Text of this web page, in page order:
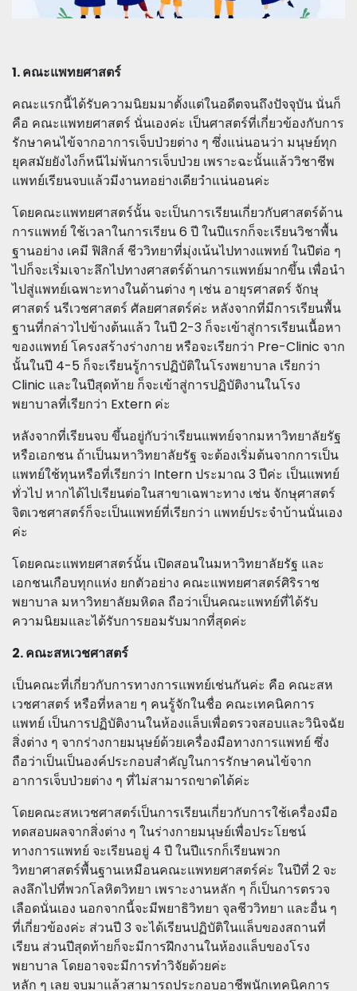
1. คณะแพทยศาสตร์
คณะแรกนี้ได้รับความนิยมมาตั้งแต่ในอดีตจนถึงปัจจุบัน นั่นก็
คือ คณะแพทยศาสตร์ นั่นเองค่ะ เป็นศาสตร์ที่เกี่ยวข้องกับการ
รักษาคนไข้จากอาการเจ็บป่วยต่าง ๆ ซึ่งแน่นอนว่า มนุษย์ทุก
ยุคสมัยยังไงก็หนีไม่พ้นการเจ็บป่วย เพราะฉะนั้นแล้ววิชาชีพ
แพทย์เรียนจบแล้วมีงานทอย่างเดียวำแน่นอนค่ะ
โดยคณะแพทยศาสตร์นั้น จะเป็นการเรียนเกี่ยวกับศาสตร์ด้าน
การแพทย์ ใช้เวลาในการเรียน 6 ปี ในปีแรกก็จะเรียนวิชาพื้น
ฐานอย่าง เคมี ฟิสิกส์ ชีววิทยาที่มุ่งเน้นไปทางแพทย์ ในปีต่อ ๆ
ไปก็จะเริ่มเจาะลึกไปทางศาสตร์ด้านการแพทย์มากขึ้น เพื่อนำ
ไปสู่แพทย์เฉพาะทางในด้านต่าง ๆ เช่น อายุรศาสตร์ จักษุ
ศาสตร์ นรีเวชศาสตร์ ศัลยศาสตร์ค่ะ หลังจากที่มีการเรียนพื้น
ฐานที่กล่าวไปข้างต้นแล้ว ในปี 2-3 ก็จะเข้าสู่การเรียนเนื้อหา
ของแพทย์ โครงสร้างร่างกาย หรือจะเรียกว่า Pre-Clinic จาก
นั้นในปี 4-5 ก็จะเรียนรู้การปฏิบัติในโรงพยาบาล เรียกว่า
Clinic และในปีสุดท้าย ก็จะเข้าสู่การปฏิบัติงานในโรง
พยาบาลที่เรียกว่า Extern ค่ะ
หลังจากที่เรียนจบ ขึ้นอยู่กับว่าเรียนแพทย์จากมหาวิทยาลัยรัฐ
หรือเอกชน ถ้าเป็นมหาวิทยาลัยรัฐ จะต้องเริ่มต้นจากการเป็น
แพทย์ใช้ทุนหรือที่เรียกว่า Intern ประมาณ 3 ปีค่ะ เป็นแพทย์
ทั่วไป หากได้ไปเรียนต่อในสาขาเฉพาะทาง เช่น จักษุศาสตร์
จิตเวชศาสตร์ก็จะเป็นแพทย์ที่เรียกว่า แพทย์ประจำบ้านนั่นเอง
ค่ะ
โดยคณะแพทยศาสตร์นั้น เปิดสอนในมหาวิทยาลัยรัฐ และ
เอกชนเกือบทุกแห่ง ยกตัวอย่าง คณะแพทยศาสตร์ศิริราช
พยาบาล มหาวิทยาลัยมหิดล ถือว่าเป็นคณะแพทย์ที่ได้รับ
ความนิยมและได้รับการยอมรับมากที่สุดค่ะ
2. คณะสหเวชศาสตร์
เป็นคณะที่เกี่ยวกับการทางการแพทย์เช่นกันค่ะ คือ คณะสห
เวชศาสตร์ หรือที่หลาย ๆ คนรู้จักในชื่อ คณะเทคนิคการ
แพทย์ เป็นการปฏิบัติงานในห้องแล็บเพื่อตรวจสอบและวินิจฉัย
สิ่งต่าง ๆ จากร่างกายมนุษย์ด้วยเครื่องมือทางการแพทย์ ซึ่ง
ถือว่าเป็นเป็นองค์ประกอบสำคัญในการรักษาคนไข้จาก
อาการเจ็บป่วยต่าง ๆ ที่ไม่สามารถขาดได้ค่ะ
โดยคณะสหเวชศาสตร์เป็นการเรียนเกี่ยวกับการใช้เครื่องมือ
ทดสอบผลจากสิ่งต่าง ๆ ในร่างกายมนุษย์เพื่อประโยชน์
ทางการแพทย์ จะเรียนอยู่ 4 ปี ในปีแรกก็เรียนพวก
วิทยาศาสตร์พื้นฐานเหมือนคณะแพทยศาสตร์ค่ะ ในปีที่ 2 จะ
ลงลึกไปที่พวกโลหิตวิทยา เพราะงานหลัก ๆ ก็เป็นการตรวจ
เลือดนั่นเอง นอกจากนี้จะมีพยาธิวิทยา จุลชีววิทยา และอื่น ๆ
ที่เกี่ยวข้องค่ะ ส่วนปี 3 จะได้เรียนปฏิบัติในแล็บของสถานที่
เรียน ส่วนปีสุดท้ายก็จะมีการฝึกงานในห้องแล็บของโรง
พยาบาล โดยอาจจะมีการทำวิจัยด้วยค่ะ
หลัก ๆ เลย จบมาแล้วสามารถประกอบอาชีพนักเทคนิคการ